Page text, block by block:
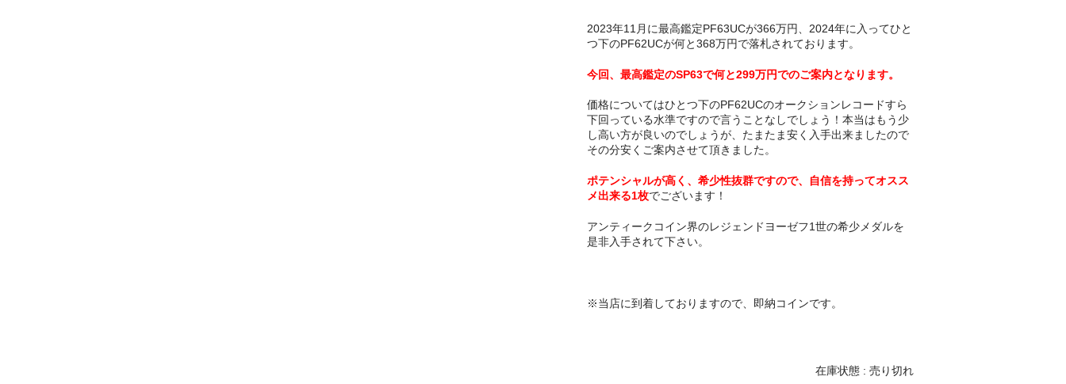
2023年11月に最高鑑定PF63UCが366万円、2024年に入ってひと
つ下のPF62UCが何と368万円で落札されております。
今回、最高鑑定のSP63で何と299万円でのご案内となります。
価格についてはひとつ下のPF62UCのオークションレコードすら
下回っている水準ですので言うことなしでしょう！本当はもう少
し高い方が良いのでしょうが、たまたま安く入手出来ましたので
その分安くご案内させて頂きました。
ポテンシャルが高く、希少性抜群ですので、自信を持ってオスス
メ出来る1枚でございます！
アンティークコイン界のレジェンドヨーゼフ1世の希少メダルを
是非入手されて下さい。
※当店に到着しておりますので、即納コインです。
在庫状態 : 売り切れ